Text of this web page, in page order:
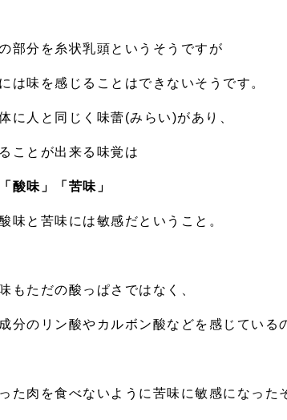
部分を糸状乳頭というそうですが
は味を感じることはできないそうです。
に人と同じく味蕾(みらい)があり、
ことが出来る味覚は
酸味」「苦味」
味と苦味には敏感だということ。
もただの酸っぱさではなく、
分のリン酸やカルボン酸などを感じている
た肉を食べないように苦味に敏感になった